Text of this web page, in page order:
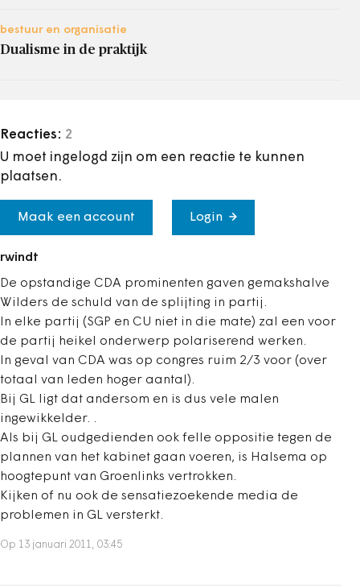
bestuur en organisatie
Dualisme in de praktijk
Reacties: 2
U moet ingelogd zijn om een reactie te kunnen
plaatsen.
Maak een account Login
rwindt
De opstandige CDA prominenten gaven gemakshalve
Wilders de schuld van de splijting in partij.
In elke partij (SGP en CU niet in die mate) zal een voor
de partij heikel onderwerp polariserend werken.
In geval van CDA was op congres ruim 2/3 voor (over
totaal van leden hoger aantal).
Bij GL ligt dat andersom en is dus vele malen
ingewikkelder. .
Als bij GL oudgedienden ook felle oppositie tegen de
plannen van het kabinet gaan voeren, is Halsema op
hoogtepunt van Groenlinks vertrokken.
Kijken of nu ook de sensatiezoekende media de
problemen in GL versterkt.
Op 13 januari 2011, 03:45